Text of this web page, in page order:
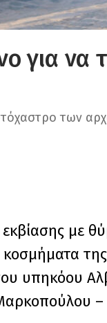
για να
των
με
κοσμήματα
υπηκόου